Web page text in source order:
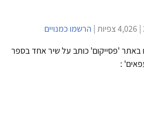
הרשמו כמנויים
באתר 'פסייקום' כותב על שיר אחד בספר
: